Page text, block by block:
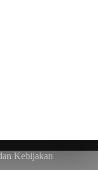
Kebijakan